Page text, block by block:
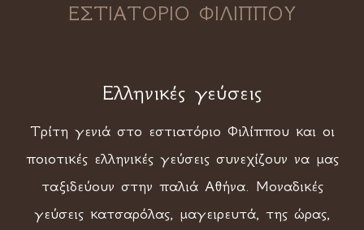
ΕΣΤΙΑΤΟΡΙΟ ΦΙΛΙΠΠΟΥ
Ελληνικές γεύσεις
Τρίτη γενιά στο εστιατόριο Φιλίππου και οι
ποιοτικές ελληνικές γεύσεις συνεχίζουν να μας
ταξιδεύουν στην παλιά Αθήνα. Μοναδικές
γεύσεις κατσαρόλας, μαγειρευτά, της ώρας,